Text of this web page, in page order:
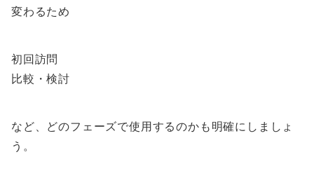
変わるため
初回訪問
比較・検討
など、どのフェーズで使用するのかも明確にしましょ
う。